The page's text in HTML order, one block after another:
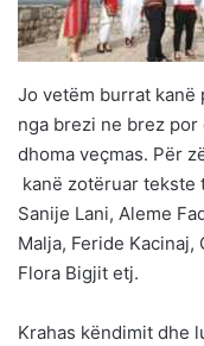
Jo vetëm burrat
nga brezi ne brez
dhoma veçmas. Për
kanë zotëruar tekste
Sanije Lani, Aleme
Malja, Feride Kacinaj,
Flora Bigjit etj.
Krahas këndimit dhe